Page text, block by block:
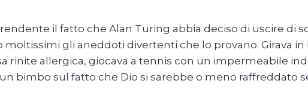
il fatto che Alan Turing abbia deciso di uscire di
moltissimi gli aneddoti divertenti che lo provano. Girava
rinite allergica, giocava a tennis con un impermeabile
bimbo sul fatto che Dio si sarebbe o meno raffreddato